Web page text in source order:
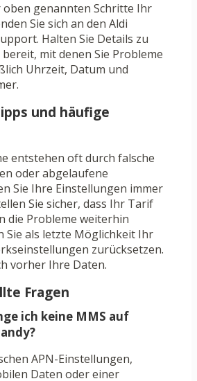
oben genannten Schritte Ihr
Sie sich an den Aldi
Halten Sie Details zu
mit denen Sie Probleme
Uhrzeit, Datum und
und häufige
entstehen oft durch falsche
oder abgelaufene
Sie Ihre Einstellungen immer
Sie sicher, dass Ihr Tarif
die Probleme weiterhin
Sie als letzte Möglichkeit Ihr
zurücksetzen.
vorher Ihre Daten.
Fragen
ich keine MMS auf
APN-Einstellungen,
Daten oder einer